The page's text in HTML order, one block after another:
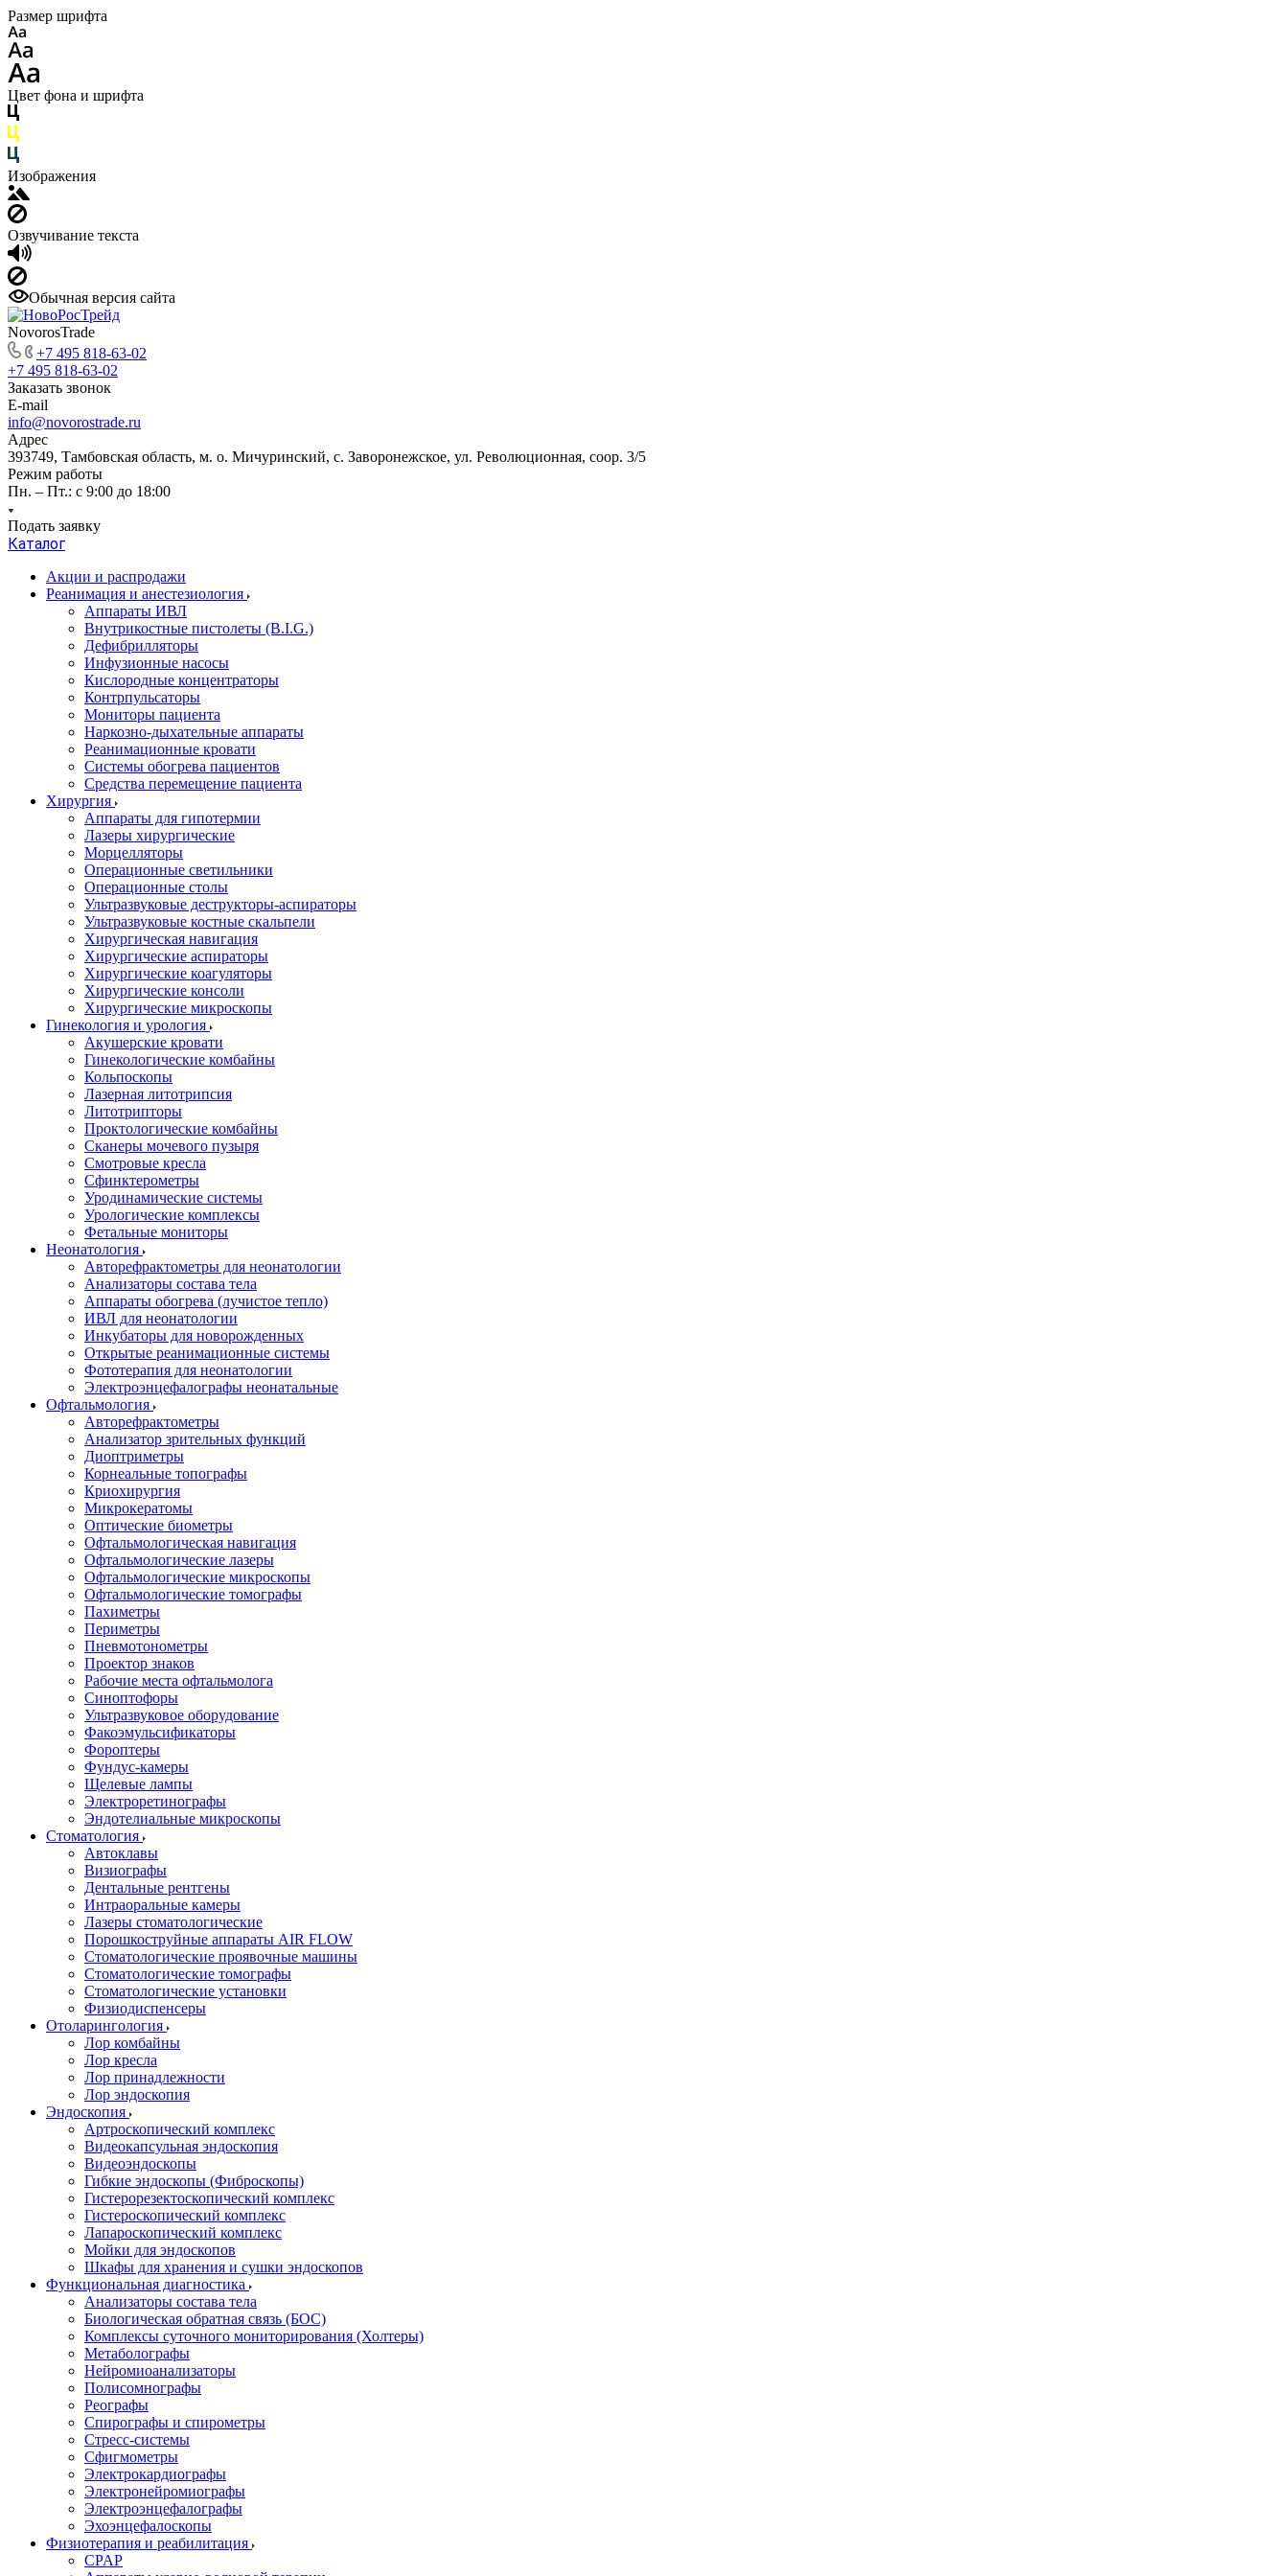
Размер шрифта
Цвет фона и шрифта
Изображения
Озвучивание текста
Обычная версия сайта
NovorosTrade
+7 495 818-63-02
+7 495 818-63-02
Заказать звонок
E-mail
info@novorostrade.ru
Адрес
393749, Тамбовская область, м. о. Мичуринский, с. Заворонежское, ул. Революционная, соор. 3/5
Режим работы
Пн. – Пт.: с 9:00 до 18:00
Подать заявку
Каталог
Акции и распродажи
Реанимация и анестезиология
Аппараты ИВЛ
Внутрикостные пистолеты (B.I.G.)
Дефибрилляторы
Инфузионные насосы
Кислородные концентраторы
Контрпульсаторы
Мониторы пациента
Наркозно-дыхательные аппараты
Реанимационные кровати
Системы обогрева пациентов
Средства перемещение пациента
Хирургия
Аппараты для гипотермии
Лазеры хирургические
Морцелляторы
Операционные светильники
Операционные столы
Ультразвуковые деструкторы-аспираторы
Ультразвуковые костные скальпели
Хирургическая навигация
Хирургические аспираторы
Хирургические коагуляторы
Хирургические консоли
Хирургические микроскопы
Гинекология и урология
Акушерские кровати
Гинекологические комбайны
Кольпоскопы
Лазерная литотрипсия
Литотрипторы
Проктологические комбайны
Сканеры мочевого пузыря
Смотровые кресла
Сфинктерометры
Уродинамические системы
Урологические комплексы
Фетальные мониторы
Неонатология
Авторефрактометры для неонатологии
Анализаторы состава тела
Аппараты обогрева (лучистое тепло)
ИВЛ для неонатологии
Инкубаторы для новорожденных
Открытые реанимационные системы
Фототерапия для неонатологии
Электроэнцефалографы неонатальные
Офтальмология
Авторефрактометры
Анализатор зрительных функций
Диоптриметры
Корнеальные топографы
Криохирургия
Микрокератомы
Оптические биометры
Офтальмологическая навигация
Офтальмологические лазеры
Офтальмологические микроскопы
Офтальмологические томографы
Пахиметры
Периметры
Пневмотонометры
Проектор знаков
Рабочие места офтальмолога
Синоптофоры
Ультразвуковое оборудование
Факоэмульсификаторы
Фороптеры
Фундус-камеры
Щелевые лампы
Электроретинографы
Эндотелиальные микроскопы
Стоматология
Автоклавы
Визиографы
Дентальные рентгены
Интраоральные камеры
Лазеры стоматологические
Порошкоструйные аппараты AIR FLOW
Стоматологические проявочные машины
Стоматологические томографы
Стоматологические установки
Физиодиспенсеры
Отоларингология
Лор комбайны
Лор кресла
Лор принадлежности
Лор эндоскопия
Эндоскопия
Артроскопический комплекс
Видеокапсульная эндоскопия
Видеоэндоскопы
Гибкие эндоскопы (Фиброcкопы)
Гистерорезектоскопический комплекс
Гистероскопический комплекс
Лапароскопический комплекс
Мойки для эндоскопов
Шкафы для хранения и сушки эндоскопов
Функциональная диагностика
Анализаторы состава тела
Биологическая обратная связь (БОС)
Комплексы суточного мониторирования (Холтеры)
Метаболографы
Нейромиоанализаторы
Полисомнографы
Реографы
Спирографы и спирометры
Стресс-системы
Сфигмометры
Электрокардиографы
Электронейромиографы
Электроэнцефалографы
Эхоэнцефалоскопы
Физиотерапия и реабилитация
CPAP